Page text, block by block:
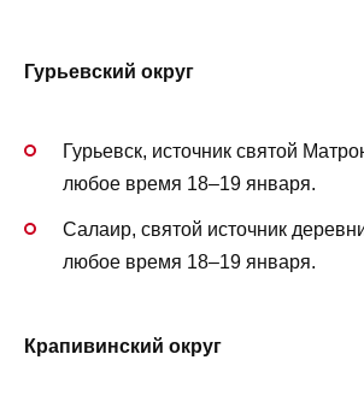
Гурьевский округ
Гурьевск, источник святой
любое время 18–19 января.
Салаир, святой источник
любое время 18–19 января.
Крапивинский округ